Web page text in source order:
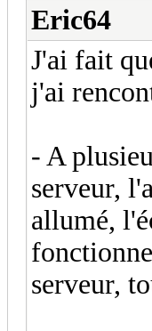
Eric64
J'ai fait
j'ai
- A
serveur,
allumé,
serveur,